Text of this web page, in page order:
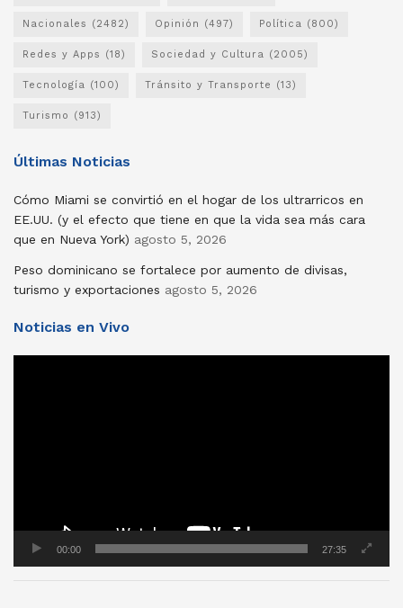
Nacionales (2482) Opinión (497) Política (800)
Redes y Apps (18) Sociedad y Cultura (2005)
Tecnología (100) Tránsito y Transporte (13)
Turismo (913)
Últimas Noticias
Cómo Miami se convirtió en el hogar de los ultrarricos en
EE.UU. (y el efecto que tiene en que la vida sea más cara
que en Nueva York) agosto 5, 2026
Peso dominicano se fortalece por aumento de divisas,
turismo y exportaciones agosto 5, 2026
Noticias en Vivo
00:00 27:35